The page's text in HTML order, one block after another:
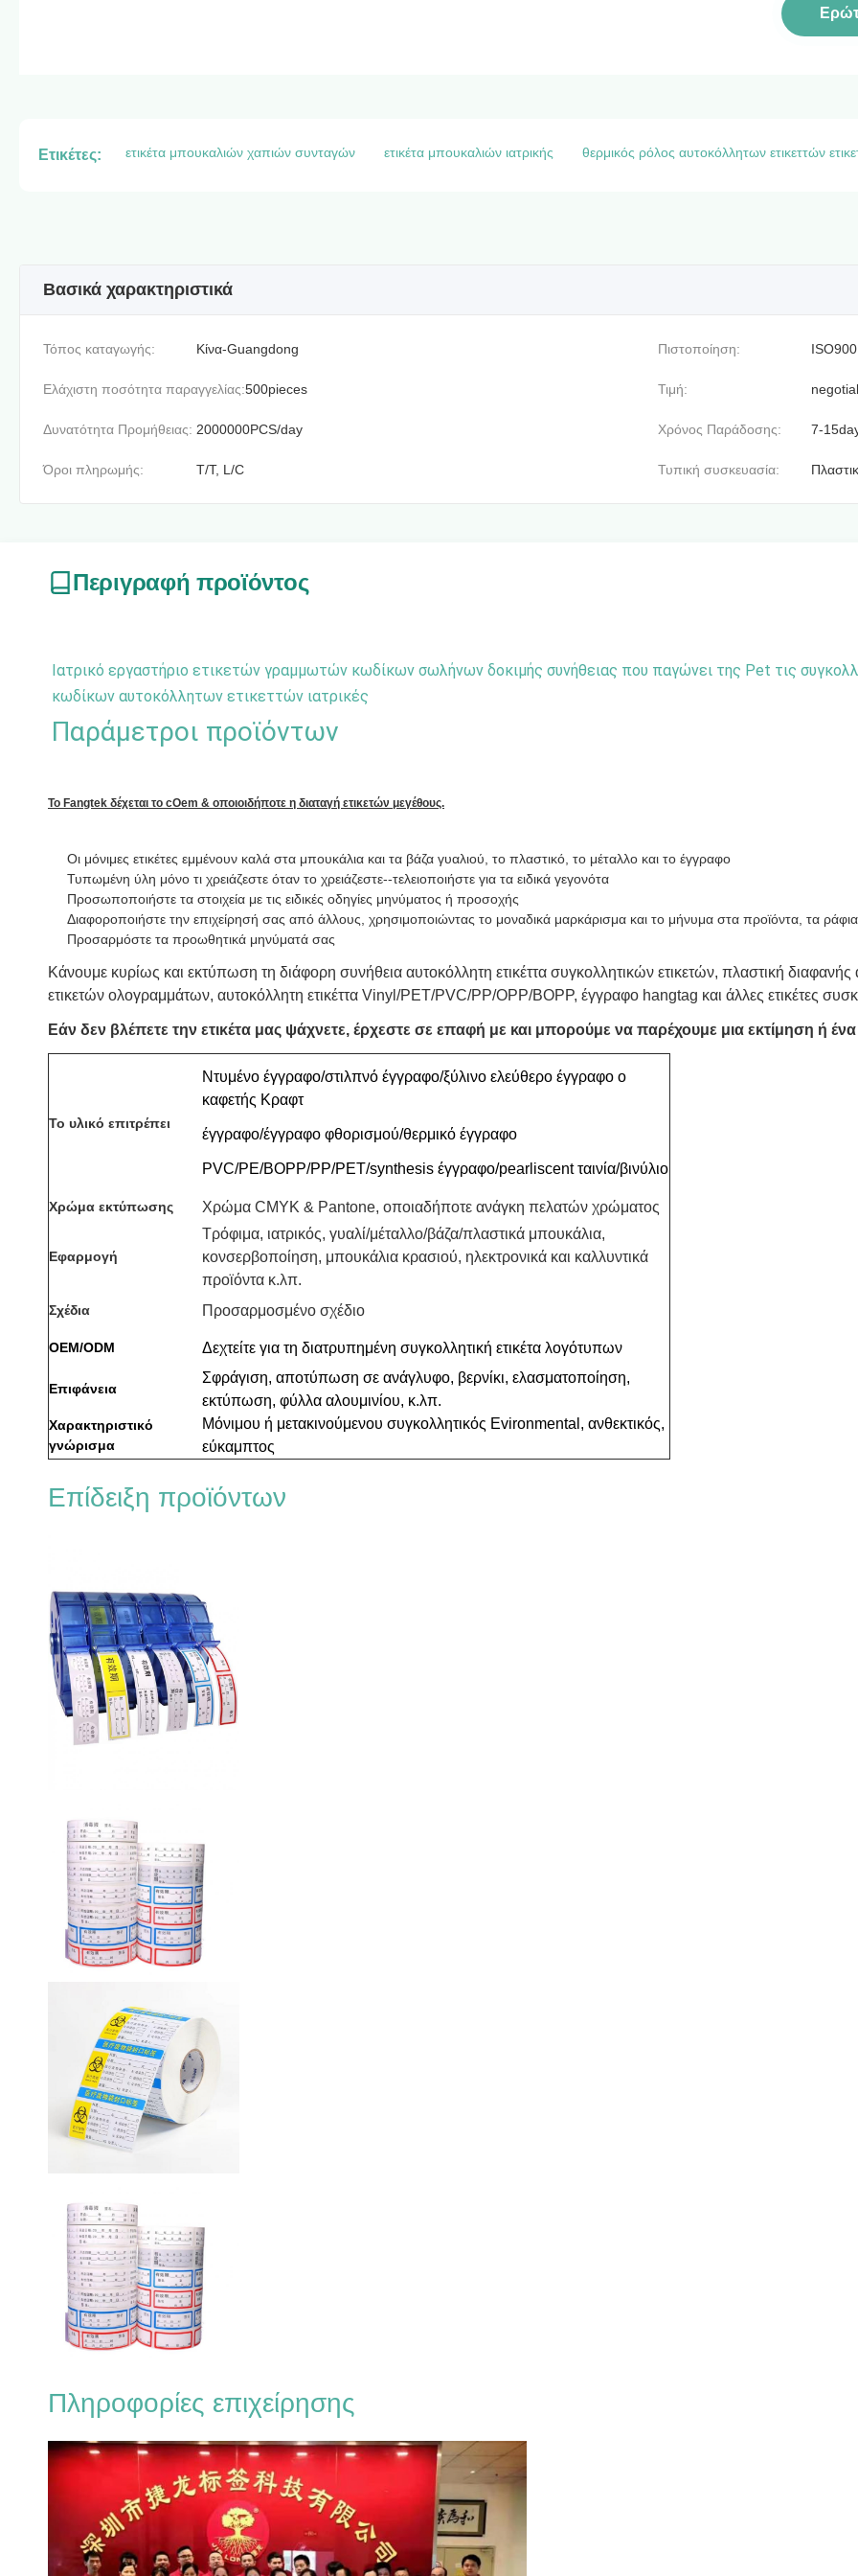
Ετικέτες: ετικέτα μπουκαλιών χαπιών συνταγών ετικέτα μπουκαλιών ιατρικής θερμικός ρόλος αυτοκόλλητων ετικεττών
Βασικά χαρακτηριστικά
Τόπος καταγωγής: Κίνα-Guangdong Πιστοποίηση:
Ελάχιστη ποσότητα παραγγελίας:500pieces Τιμή:
Δυνατότητα Προμήθειας: 2000000PCS/day Χρόνος Παράδοσης: 7-
Όροι πληρωμής: T/T, L/C Τυπική συσκευασία:
Περιγραφή προϊόντος
Ιατρικό εργαστήριο ετικετών γραμμωτών κωδίκων σωλήνων δοκιμής συνήθειας που παγώνει της Pet τις
κωδίκων αυτοκόλλητων ετικεττών ιατρικές
Παράμετροι προϊόντων
Το Fangtek δέχεται το cOem & οποιοιδήποτε η διαταγή ετικετών μεγέθους.
Οι μόνιμες ετικέτες εμμένουν καλά στα μπουκάλια και τα βάζα γυαλιού, το πλαστικό, το μέταλλο και το έγγραφο
Τυπωμένη ύλη μόνο τι χρειάζεστε όταν το χρειάζεστε--τελειοποιήστε για τα ειδικά γεγονότα
Προσωποποιήστε τα στοιχεία με τις ειδικές οδηγίες μηνύματος ή προσοχής
Διαφοροποιήστε την επιχείρησή σας από άλλους, χρησιμοποιώντας το μοναδικά μαρκάρισμα και το μήνυμα στα προϊόντα, τα
Προσαρμόστε τα προωθητικά μηνύματά σας
Κάνουμε κυρίως και εκτύπωση τη διάφορη συνήθεια αυτοκόλλητη ετικέττα συγκολλητικών ετικετών, πλαστική διαφανής
ετικετών ολογραμμάτων, αυτοκόλλητη ετικέττα Vinyl/PET/PVC/PP/OPP/BOPP, έγγραφο hangtag και άλλες ετικέτες
Εάν δεν βλέπετε την ετικέτα μας ψάχνετε, έρχεστε σε επαφή με και μπορούμε να παρέχουμε μια εκτίμηση ή
Το υλικό επιτρέπει
Ντυμένο έγγραφο/στιλπνό έγγραφο/ξύλινο ελεύθερο έγγραφο ο
καφετής Κραφτ
έγγραφο/έγγραφο φθορισμού/θερμικό έγγραφο
PVC/PE/BOPP/PP/PET/synthesis έγγραφο/pearliscent ταινία/βινύλιο
Χρώμα εκτύπωσης Χρώμα CMYK & Pantone, οποιαδήποτε ανάγκη πελατών χρώματος
Εφαρμογή
Τρόφιμα, ιατρικός, γυαλί/μέταλλο/βάζα/πλαστικά μπουκάλια,
κονσερβοποίηση, μπουκάλια κρασιού, ηλεκτρονικά και καλλυντικά
προϊόντα κ.λπ.
Σχέδια Προσαρμοσμένο σχέδιο
OEM/ODM Δεχτείτε για τη διατρυπημένη συγκολλητική ετικέτα λογότυπων
Επιφάνεια
Σφράγιση, αποτύπωση σε ανάγλυφο, βερνίκι, ελασματοποίηση,
εκτύπωση, φύλλα αλουμινίου, κ.λπ.
Χαρακτηριστικό
γνώρισμα
Μόνιμου ή μετακινούμενου συγκολλητικός Evironmental, ανθεκτικός,
εύκαμπτος
Επίδειξη προϊόντων
Πληροφορίες επιχείρησης